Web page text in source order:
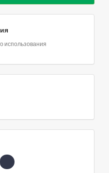
использования